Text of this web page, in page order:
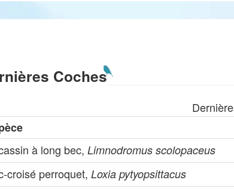
Coches
à long bec,Limnodromus scolopaceus
croisé perroquet,Loxia pytyopsittacus